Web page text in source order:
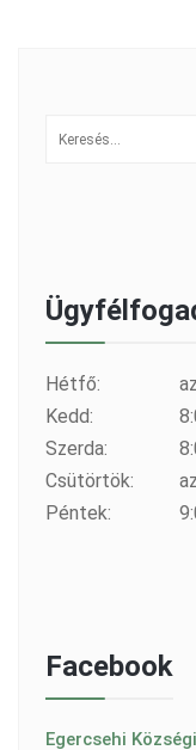
Hétfő:
Kedd:
Szerda:
Csütörtök:
Péntek:
Facebook
Egercsehi